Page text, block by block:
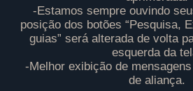
-Estamos sempre ouvindo
posição dos botões “Pesquisa,
guias” será alterada de volta
esquerda da
-Melhor exibição de
de aliança.